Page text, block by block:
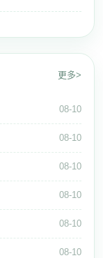
更多>
08-10
08-10
08-10
08-10
08-10
08-10